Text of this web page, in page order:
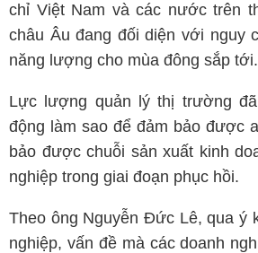
chỉ Việt Nam và các nước trên
châu Âu đang đối diện với nguy
năng lượng cho mùa đông sắp tới.
Lực lượng quản lý thị trường
động làm sao để đảm bảo được
bảo được chuỗi sản xuất kinh
nghiệp trong giai đoạn phục hồi.
Theo ông Nguyễn Đức Lê, qua ý
nghiệp, vấn đề mà các doanh